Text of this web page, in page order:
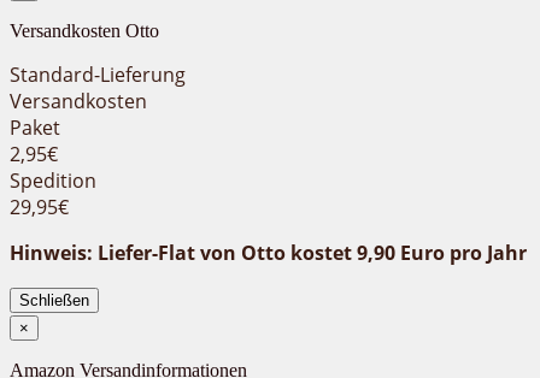
Versandkosten Otto
Standard-Lieferung
Versandkosten
Paket
2,95€
Spedition
29,95€
Hinweis: Liefer-Flat von Otto kostet 9,90 Euro pro Jahr
Schließen
×
Amazon Versandinformationen